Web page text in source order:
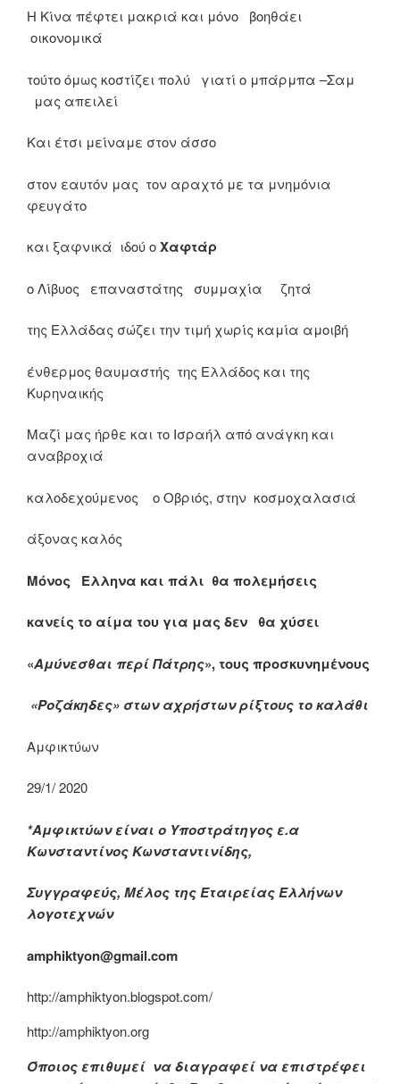
Η Κίνα πέφτει μακριά και μόνο βοηθάει
οικονομικά
τούτο όμως κοστίζει πολύ γιατί ο μπάρμπα –Σαμ
μας απειλεί
Και έτσι μείναμε στον άσσο
στον εαυτόν μας τον αραχτό με τα μνημόνια
φευγάτο
και ξαφνικά ιδού οΧαφτάρ
ο Λίβυος επαναστάτης συμμαχία ζητά
της Ελλάδας σώζει την τιμή χωρίς καμία αμοιβή
ένθερμος θαυμαστής της Ελλάδος και της
Κυρηναικής
Μαζί μας ήρθε και το Ισραήλ από ανάγκη και
αναβροχιά
καλοδεχούμενος ο Οβριός, στην κοσμοχαλασιά
άξονας καλός
Μόνος Ελληνα και πάλι θα πολεμήσεις
κανείς το αίμα του για μας δεν θα χύσει
«Αμύνεσθαι περί Πάτρης», τους προσκυνημένους
«Ροζάκηδες» στων αχρήστων ρίξτους το καλάθι
Αμφικτύων
29/1/ 2020
*Αμφικτύων είναι ο Υποστράτηγος ε.α
Κωνσταντίνος Κωνσταντινίδης,
Συγγραφεύς, Μέλος της Εταιρείας Ελλήνων
λογοτεχνών
amphiktyon@gmail.com
http://amphiktyon.blogspot.com/
http://amphiktyon.org
Όποιος επιθυμεί να διαγραφεί να επιστρέφει